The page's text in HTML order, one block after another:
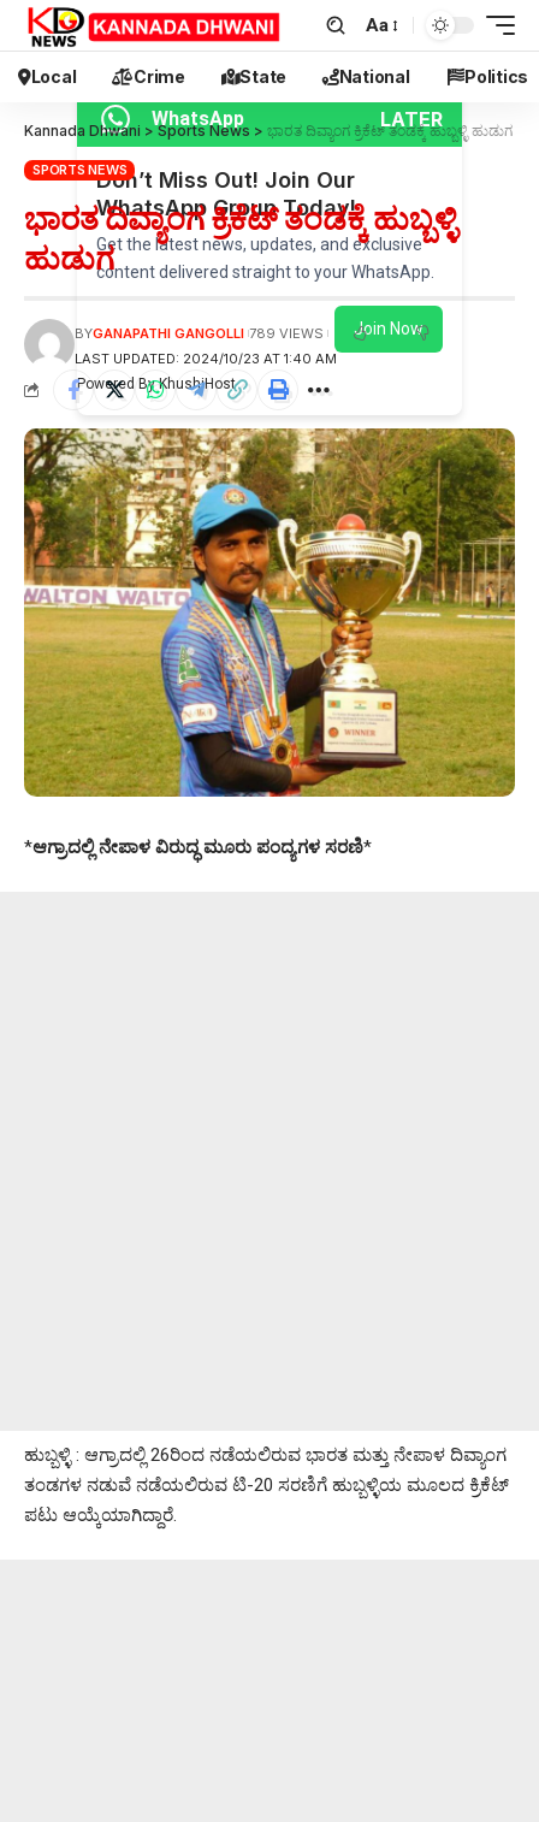
Aa
Local Crime State National Politics
Kannada Dhwani >Sports News > ಭಾರತ ದಿವ್ಯಾಂಗ ಕ್ರಿಕೆಟ್ ತಂಡಕ್ಕೆ ಹುಬ್ಬಳ್ಳಿ ಹುಡುಗ
SPORTS NEWS
ಭಾರತ ದಿವ್ಯಾಂಗ ಕ್ರಿಕೆಟ್ ತಂಡಕ್ಕೆ ಹುಬ್ಬಳ್ಳಿ
ಹುಡುಗ
LAST UPDATED: 2024/10/23 AT 1:40 AM
BYGANAPATHI GANGOLLI 789 VIEWS
*ಆಗ್ರಾದಲ್ಲಿ ನೇಪಾಳ ವಿರುದ್ಧ ಮೂರು ಪಂದ್ಯಗಳ ಸರಣಿ*
ಹುಬ್ಬಳ್ಳಿ : ಆಗ್ರಾದಲ್ಲಿ 26ರಿಂದ ನಡೆಯಲಿರುವ ಭಾರತ ಮತ್ತು ನೇಪಾಳ ದಿವ್ಯಾಂಗ
ತಂಡಗಳ ನಡುವೆ ನಡೆಯಲಿರುವ ಟಿ-20 ಸರಣಿಗೆ ಹುಬ್ಬಳ್ಳಿಯ ಮೂಲದ ಕ್ರಿಕೆಟ್
ಪಟು ಆಯ್ಕೆಯಾಗಿದ್ದಾರೆ.
WhatsApp LATER
Don’t Miss Out! Join Our
WhatsApp Group Today!
Get the latest news, updates, and exclusive
content delivered straight to your WhatsApp.
Join Now
Powered By KhushiHost